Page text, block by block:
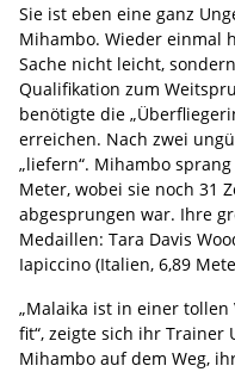
Sie ist eben eine ganz
Mihambo. Wieder einmal
Sache nicht leicht,
Qualifikation zum
benötigte die
erreichen. Nach zwei
„liefern“. Mihambo
Meter, wobei sie noch 31
abgesprungen war. Ihre
Medaillen: Tara Davis
Iapiccino (Italien, 6,89
„Malaika ist in einer
fit“, zeigte sich ihr Trainer
Mihambo auf dem Weg,